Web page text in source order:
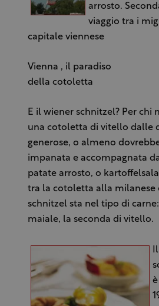
arrosto.
viaggio tra i
capitale viennese
Vienna , il paradiso
della cotoletta
E il wiener schnitzel? Per chi
una cotoletta di vitello dalle
generose, o almeno
impanata e accompagnata
patate arrosto, o
tra la cotoletta alla milanese
schnitzel sta nel tipo di
maiale, la seconda di vitello.